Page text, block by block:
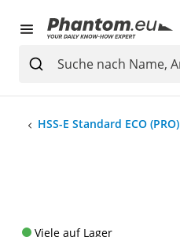
HSS-E Standard ECO
Viele auf Lager